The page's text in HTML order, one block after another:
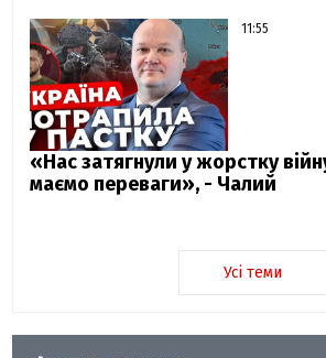
11:55
«Нас затягнули у жорстку
маємо переваги», - Чалий
Усі теми